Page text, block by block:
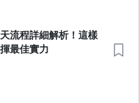
流程詳細解析！這樣
最佳實力